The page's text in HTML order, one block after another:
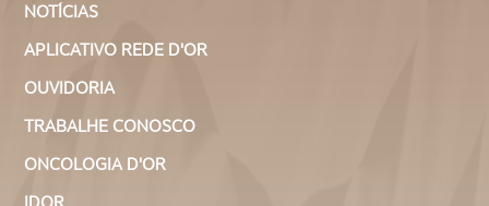
NOTÍCIAS
APLICATIVO REDE D'OR
OUVIDORIA
TRABALHE CONOSCO
ONCOLOGIA D'OR
IDOR